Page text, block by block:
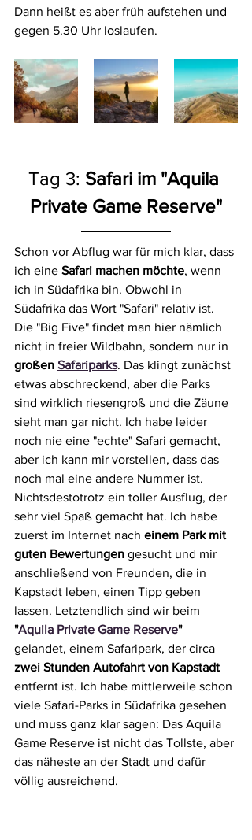
Dann heißt es aber früh aufstehen und
gegen 5.30 Uhr loslaufen.
Tag 3: Safari im "Aquila
Private Game Reserve"
Schon vor Abflug war für mich klar, dass
ich eine Safari machen möchte, wenn
ich in Südafrika bin. Obwohl in
Südafrika das Wort "Safari" relativ ist.
Die "Big Five" findet man hier nämlich
nicht in freier Wildbahn, sondern nur in
großen Safariparks. Das klingt zunächst
etwas abschreckend, aber die Parks
sind wirklich riesengroß und die Zäune
sieht man gar nicht. Ich habe leider
noch nie eine "echte" Safari gemacht,
aber ich kann mir vorstellen, dass das
noch mal eine andere Nummer ist.
Nichtsdestotrotz ein toller Ausflug, der
sehr viel Spaß gemacht hat. Ich habe
zuerst im Internet nach einem Park mit
guten Bewertungen gesucht und mir
anschließend von Freunden, die in
Kapstadt leben, einen Tipp geben
lassen. Letztendlich sind wir beim
"Aquila Private Game Reserve"
gelandet, einem Safaripark, der circa
zwei Stunden Autofahrt von Kapstadt
entfernt ist. Ich habe mittlerweile schon
viele Safari-Parks in Südafrika gesehen
und muss ganz klar sagen: Das Aquila
Game Reserve ist nicht das Tollste, aber
das näheste an der Stadt und dafür
völlig ausreichend.